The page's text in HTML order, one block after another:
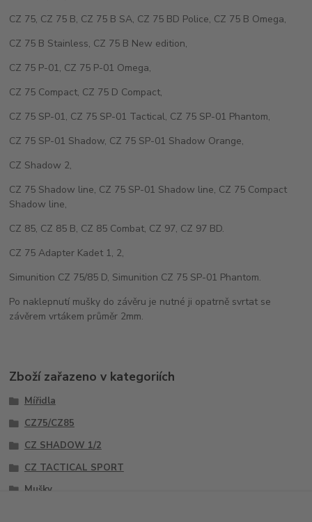
CZ 75, CZ 75 B, CZ 75 B SA, CZ 75 BD Police, CZ 75 B Omega,
CZ 75 B Stainless, CZ 75 B New edition,
CZ 75 P-01, CZ 75 P-01 Omega,
CZ 75 Compact, CZ 75 D Compact,
CZ 75 SP-01, CZ 75 SP-01 Tactical, CZ 75 SP-01 Phantom,
CZ 75 SP-01 Shadow, CZ 75 SP-01 Shadow Orange,
CZ Shadow 2,
CZ 75 Shadow line, CZ 75 SP-01 Shadow line, CZ 75 Compact
Shadow line,
CZ 85, CZ 85 B, CZ 85 Combat, CZ 97, CZ 97 BD.
CZ 75 Adapter Kadet 1, 2,
Simunition CZ 75/85 D, Simunition CZ 75 SP-01 Phantom.
Po naklepnutí mušky do závěru je nutné ji opatrně svrtat se
závěrem vrtákem průměr 2mm.
Zboží zařazeno v kategoriích
Mířidla
CZ75/CZ85
CZ SHADOW 1/2
CZ TACTICAL SPORT
Mušky